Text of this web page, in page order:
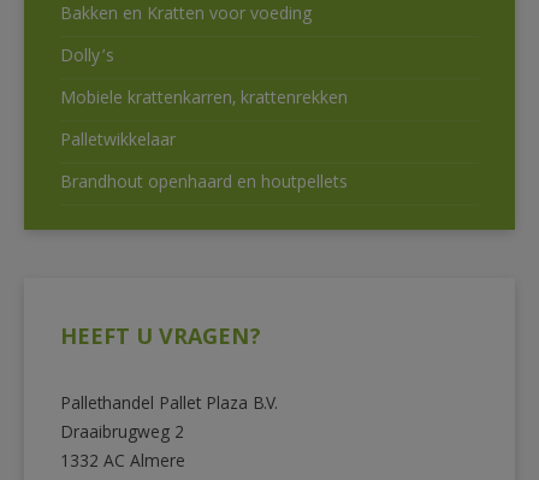
Bakken en Kratten voor voeding
Dolly’s
Mobiele krattenkarren, krattenrekken
Palletwikkelaar
Brandhout openhaard en houtpellets
HEEFT U VRAGEN?
Pallethandel Pallet Plaza B.V.
Draaibrugweg 2
1332 AC Almere